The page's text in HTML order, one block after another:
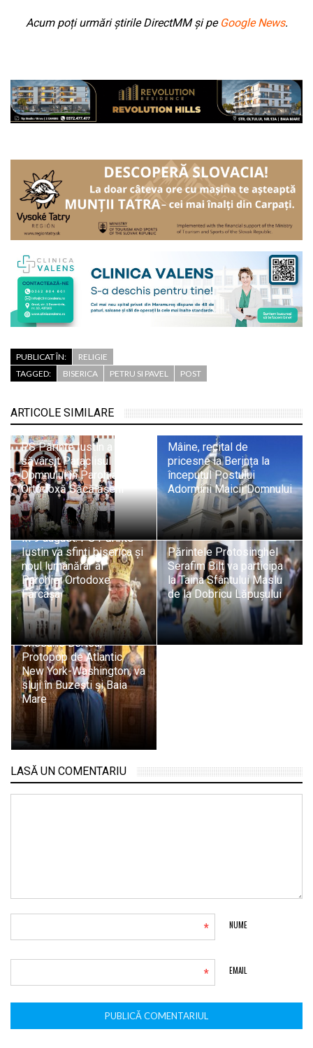
Acum poți urmări știrile DirectMM și pe Google News.
PUBLICAT ÎN:
RELIGIE
TAGGED:
BISERICA PETRU SI PAVEL POST
ARTICOLE SIMILARE
PS Părinte Iustin a
săvârșit Paraclisul Maicii
Domnului în Parohia
Ortodoxă Săcălășeni
Mâine, recital de
pricesne la Berința la
începutul Postului
Adormirii Maicii Domnului
În 9 august: PS Părinte
Iustin va sfinți biserica și
noul lumânărar al
Parohiei Ortodoxe
Fărcașa
Părintele Protosinghel
Serafim Bilț va participa
la Taina Sfântului Maslu
de la Dobricu Lăpușului
Pr. protosinghel dr.
Chesarie Bertea,
Protopop de Atlantic
New York-Washington, va
sluji în Buzești și Baia
Mare
LASĂ UN COMENTARIU
NUME
*
EMAIL
*